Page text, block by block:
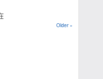
Older »